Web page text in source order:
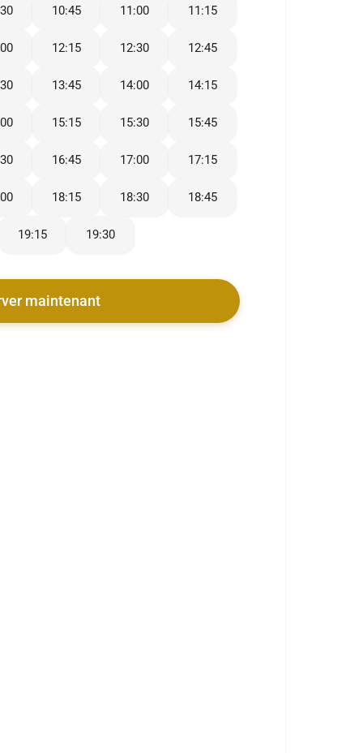
10:45 11:00 11:15
12:15 12:30 12:45
13:45 14:00 14:15
15:15 15:30 15:45
16:45 17:00 17:15
18:15 18:30 18:45
19:15 19:30
maintenant